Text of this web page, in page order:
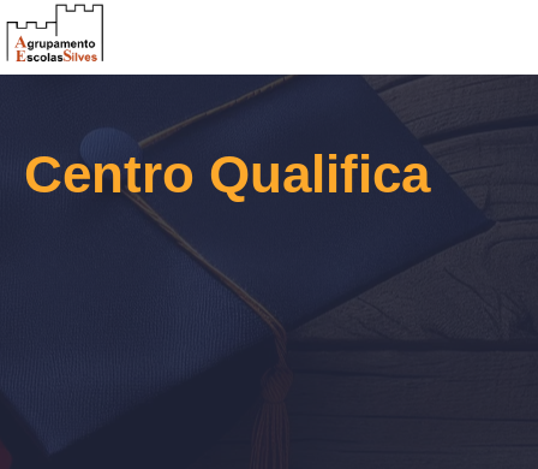
Centro Qualifica